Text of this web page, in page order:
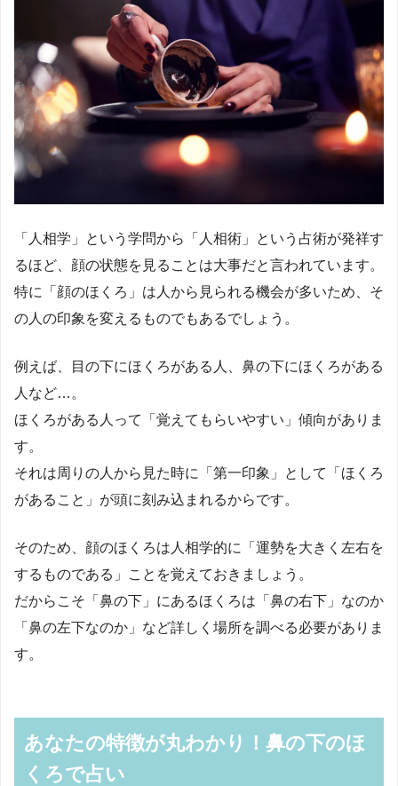
「人相学」という学問から「人相術」という占術が発祥す
るほど、顔の状態を見ることは大事だと言われています。
特に「顔のほくろ」は人から見られる機会が多いため、そ
の人の印象を変えるものでもあるでしょう。
例えば、目の下にほくろがある人、鼻の下にほくろがある
人など…。
ほくろがある人って「覚えてもらいやすい」傾向がありま
す。
それは周りの人から見た時に「第一印象」として「ほくろ
があること」が頭に刻み込まれるからです。
そのため、顔のほくろは人相学的に「運勢を大きく左右を
するものである」ことを覚えておきましょう。
だからこそ「鼻の下」にあるほくろは「鼻の右下」なのか
「鼻の左下なのか」など詳しく場所を調べる必要がありま
す。
あなたの特徴が丸わかり！鼻の下のほ
くろで占い